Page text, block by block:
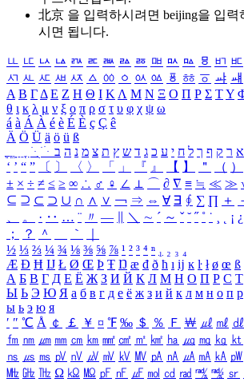
北京 을 입력하시려면 beijing을 입력
시면 됩니다.
ㅥ ㅦ ㅧ ㅨ ㅩ ㅪ ㅫ ㅬ ㅭ ㅮ ㅯ ㅰ ㅱ ㅲ ㅳ
ㅺ ㅻ ㅼ ㅽ ㅾ ㅿ ㆀ ㆁ ㆂ ㆃ ㆄ ㆅ ㆆ ㆇ ㆈ
Α Β ΓΔ Ε Ζ Η Θ Ι ΚΛ Μ Ν Ξ Ο Π Ρ Σ ΤΥ
θ ι κ λ μ ν ξ ο π ρ σ τ υ φ χ ψ ω
á à Á À é è É È ç Ç ê
Ä Ö Ü ä ö ü ß
ִֶֹ ֻּ ׁׂ א ר ק ף ך ל ח י ע כ ג ד ש ץ ת צ מ נ ה ב
‘ ’ “ ” 〔 〕 〈 〉 「 」 『 』 【 】 ＂ （ ）
± × ÷ ≠ ≤ ≥ ∞ ∴ ♂ ♀ ∠ ⊥ ⌒ ∂ ∇ ≡ ≒ ≪ ≫
⊆ ⊇ ⊂ ⊃ ∪ ∩ ∧ ∨ ￢ ⇒ ⇔ ∀ ∃ ∮ ∑ ∏ ＋
、
。 · ‥ … ¨ 〃 ― ＼ ∼ ´ ～ ˇ ˘ ˝ ˚ ˙ ¸ ¡ ¿
；
？ ＾ ｀
½ ⅓ ⅔ ¼ ¾ ⅛ ⅜ ⅝ ⅞ ¹ ² ³ ⁴ ⁿ ₁ ₂ ₃ ₄
Æ Ð Ħ Ĳ Ł Ø Œ Þ Ŧ Ŋ æ đ ð ħ ı ĳ ĸ ŀ ł ø œ ß
А Б В Г Д Е Ё Ж З И Й К Л М Н О П Р С Т
Ы Ь Э Ю Я а б в г д е ё ж з и й к л м н о п р
ы ь э ю я
′ ″ ℃ Å ￠ ￡ ￥ ¤ ℉ ‰ ＄ ％ Ｆ ￦ ㎕ ㎖ ㎗
㎙ ㎚ ㎛ ㎜ ㎝ ㎞ ㎟ ㎠ ㎡ ㎢ ㏊ ㎍ ㎎ ㎏ ㏏
㎱ ㎲ ㎳ ㎴ ㎵ ㎶ ㎷ ㎸ ㎹ ㎀ ㎁ ㎂ ㎃ ㎄ ㎺
㎒ ㎓ ㎔ Ω ㏀ ㏁ ㎊ ㎋ ㎌ ㏖ ㏅ ㎭ ㎮ ㎯ ㏛